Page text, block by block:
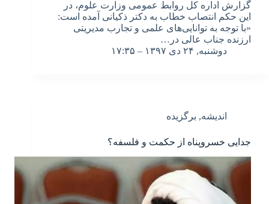
گزارش اداره کل روابط عمومی وزارت علوم، در
این حکم انتصاب خطاب به دکتر ذکیانی آمده است:
«با توجه به توانایی‌های علمی و تجارب مدیریتی
ارزنده جناب عالی در…
دوشنبه, ۲۴ دی ۱۳۹۷ – ۱۷:۳۵
اندیشه, برگزیده
جدایی خسروپناه از حکمت و فلسفه؟